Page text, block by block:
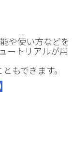
や使い方などを
ートリアルが用
もできます。